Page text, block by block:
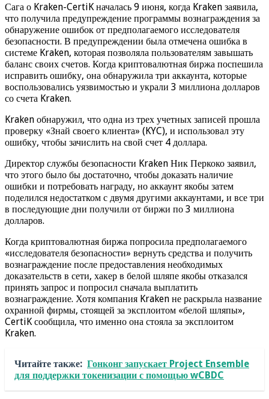
Сага о Kraken-CertiK началась 9 июня, когда Kraken заявила,
что получила предупреждение программы вознаграждения за
обнаружение ошибок от предполагаемого исследователя
безопасности. В предупреждении была отмечена ошибка в
системе Kraken, которая позволяла пользователям завышать
баланс своих счетов. Когда криптовалютная биржа поспешила
исправить ошибку, она обнаружила три аккаунта, которые
воспользовались уязвимостью и украли 3 миллиона долларов
со счета Kraken.
Kraken обнаружил, что одна из трех учетных записей прошла
проверку «Знай своего клиента» (KYC), и использовал эту
ошибку, чтобы зачислить на свой счет 4 доллара.
Директор службы безопасности Kraken Ник Перкоко заявил,
что этого было бы достаточно, чтобы доказать наличие
ошибки и потребовать награду, но аккаунт якобы затем
поделился недостатком с двумя другими аккаунтами, и все три
в последующие дни получили от биржи по 3 миллиона
долларов.
Когда криптовалютная биржа попросила предполагаемого
«исследователя безопасности» вернуть средства и получить
вознаграждение после предоставления необходимых
доказательств в сети, хакер в белой шляпе якобы отказался
принять запрос и попросил сначала выплатить
вознаграждение. Хотя компания Kraken не раскрыла название
охранной фирмы, стоящей за эксплоитом «белой шляпы»,
CertiK сообщила, что именно она стояла за эксплоитом
Kraken.
Читайте также: Гонконг запускает Project Ensemble
для поддержки токенизации с помощью wCBDC